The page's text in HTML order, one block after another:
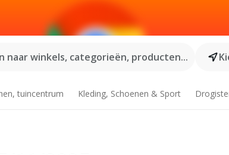
naar winkels, categorieën, producten...
tuincentrum Kleding, Schoenen & Sport